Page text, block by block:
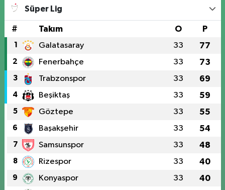
Süper Lig
# Takım O P
1 Galatasaray 33 77
2 Fenerbahçe 33 73
3 Trabzonspor 33 69
4 Beşiktaş 33 59
5 Göztepe 33 55
6 Başakşehir 33 54
7 Samsunspor 33 48
8 Rizespor 33 40
9 Konyaspor 33 40